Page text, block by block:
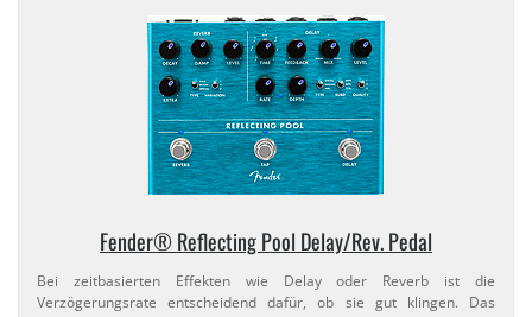
Fender® Reflecting Pool Delay/​Rev. Pedal
Bei zeitbasierten Effekten wie Delay oder Reverb ist die
Verzögerungsrate entscheidend dafür, ob sie gut klingen. Das